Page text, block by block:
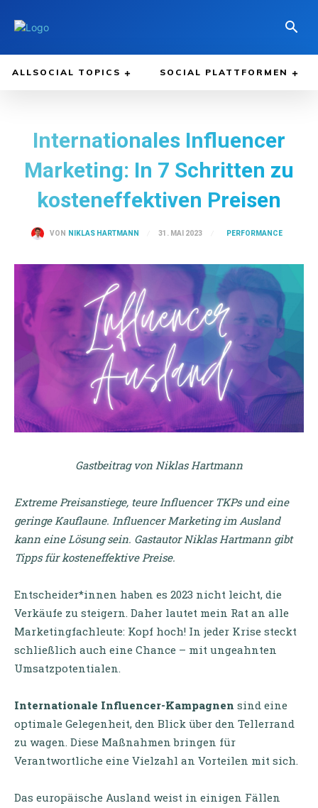
ALLSOCIAL TOPICS SOCIAL PLATTFORMEN
Internationales Influencer
Marketing: In 7 Schritten zu
kosteneffektiven Preisen
VON NIKLAS HARTMANN 31. MAI 2023 PERFORMANCE
Gastbeitrag von Niklas Hartmann
Extreme Preisanstiege, teure Influencer TKPs und eine
geringe Kauflaune. Influencer Marketing im Ausland
kann eine Lösung sein. Gastautor Niklas Hartmann gibt
Tipps für kosteneffektive Preise.
Entscheider*innen haben es 2023 nicht leicht, die
Verkäufe zu steigern. Daher lautet mein Rat an alle
Marketingfachleute: Kopf hoch! In jeder Krise steckt
schließlich auch eine Chance – mit ungeahnten
Umsatzpotentialen.
Internationale Influencer-Kampagnen sind eine
optimale Gelegenheit, den Blick über den Tellerrand
zu wagen. Diese Maßnahmen bringen für
Verantwortliche eine Vielzahl an Vorteilen mit sich.
Das europäische Ausland weist in einigen Fällen